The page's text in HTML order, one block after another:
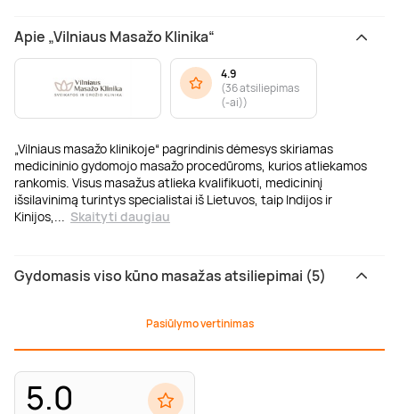
Apie „Vilniaus Masažo Klinika“
„Vilniaus masažo klinikoje“ pagrindinis dėmesys skiriamas
medicininio gydomojo masažo procedūroms, kurios atliekamos
rankomis. Visus masažus atlieka kvalifikuoti, medicininį
išsilavinimą turintys specialistai iš Lietuvos, taip Indijos ir
Kinijos,
Skaityti daugiau
4.9
(36 atsiliepimas
(-ai))
Gydomasis viso kūno masažas atsiliepimai (5)
Pasiūlymo vertinimas
5.0